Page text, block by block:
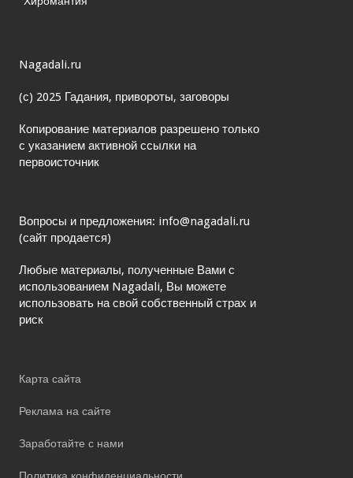
Nagadali.ru
(с) 2025 Гадания, привороты, заговоры
Копирование материалов разрешено только
с указанием активной ссылки на
первоисточник
Вопросы и предложения: info@nagadali.ru
(сайт продается)
Любые материалы, полученные Вами с
использованием Nagadali, Вы можете
использовать на свой собственный страх и
риск
Карта сайта
Реклама на сайте
Заработайте с нами
Политика конфиденциальности